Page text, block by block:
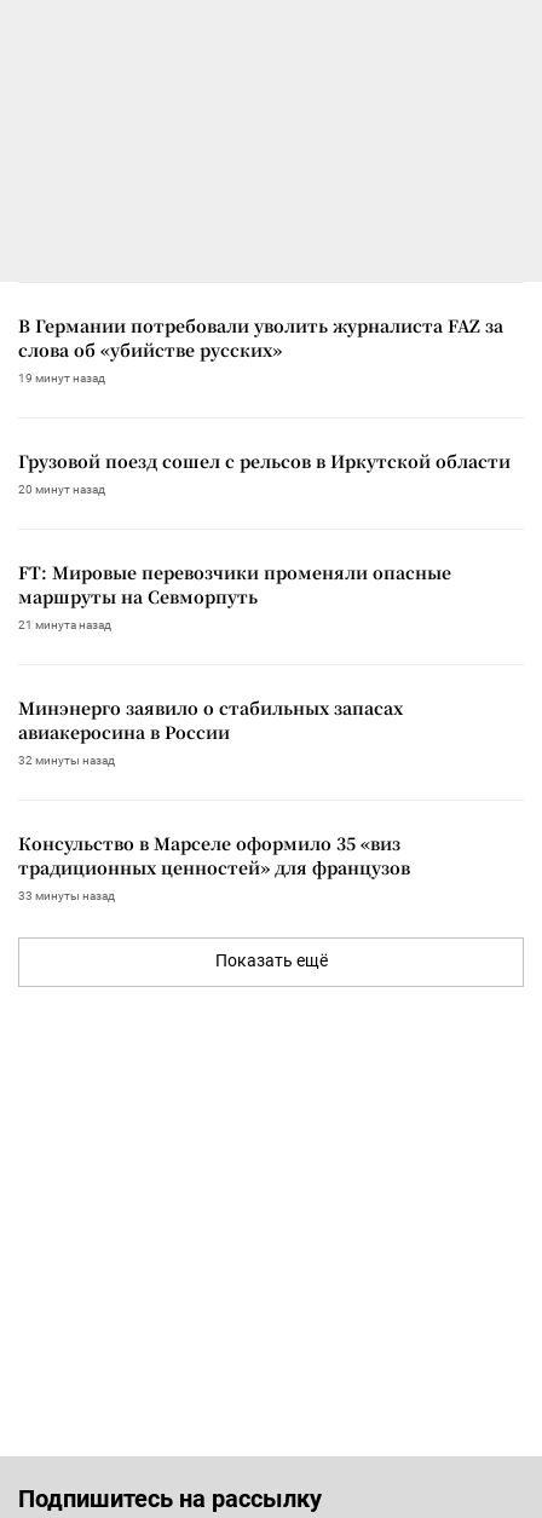
В Германии потребовали уволить журналиста FAZ за
слова об «убийстве русских»
19 минут назад
Грузовой поезд сошел с рельсов в Иркутской области
20 минут назад
FT: Мировые перевозчики променяли опасные
маршруты на Севморпуть
21 минута назад
Минэнерго заявило о стабильных запасах
авиакеросина в России
32 минуты назад
Консульство в Марселе оформило 35 «виз
традиционных ценностей» для французов
33 минуты назад
Показать ещё
Подпишитесь на рассылку